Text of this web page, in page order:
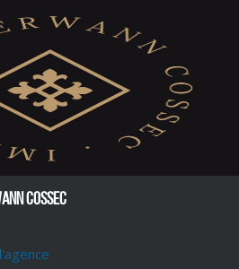
ICI POUR AGRANDIR
COSSEC